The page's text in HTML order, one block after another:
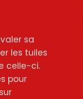
sa
les tuiles
celle-ci.
pour